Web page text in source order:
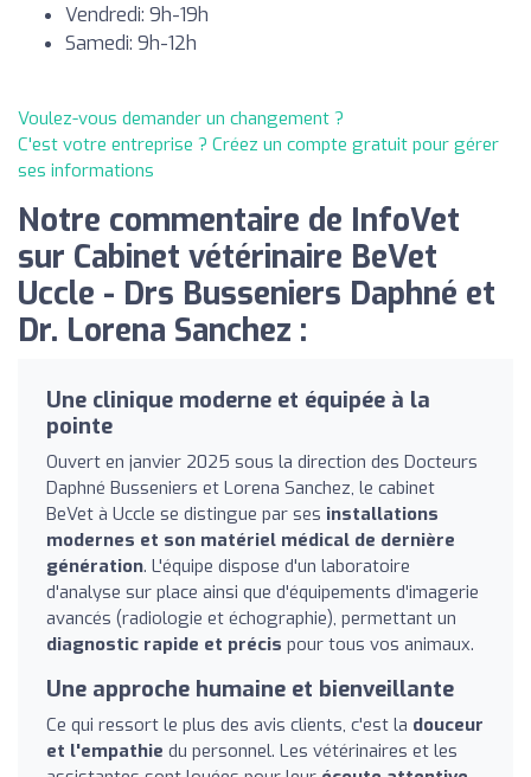
Vendredi: 9h-19h
Samedi: 9h-12h
Voulez-vous demander un changement ?
C'est votre entreprise ? Créez un compte gratuit pour gérer
ses informations
Notre commentaire de InfoVet
sur Cabinet vétérinaire BeVet
Uccle - Drs Busseniers Daphné et
Dr. Lorena Sanchez :
Une clinique moderne et équipée à la
pointe
Ouvert en janvier 2025 sous la direction des Docteurs
Daphné Busseniers et Lorena Sanchez, le cabinet
BeVet à Uccle se distingue par ses installations
modernes et son matériel médical de dernière
génération. L'équipe dispose d'un laboratoire
d'analyse sur place ainsi que d'équipements d'imagerie
avancés (radiologie et échographie), permettant un
diagnostic rapide et précis pour tous vos animaux.
Une approche humaine et bienveillante
Ce qui ressort le plus des avis clients, c'est la douceur
et l'empathie du personnel. Les vétérinaires et les